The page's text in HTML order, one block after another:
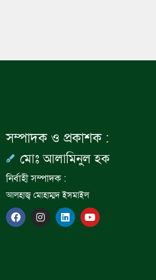
সম্পাদক ও প্রকাশক :
মোঃ আলামিনুল হক
নির্বাহী সম্পাদক :
আলহাজ্ব মোহাম্মদ ইসমাইল
F
a
c
I
n
s
L
i
n
Y
o
u